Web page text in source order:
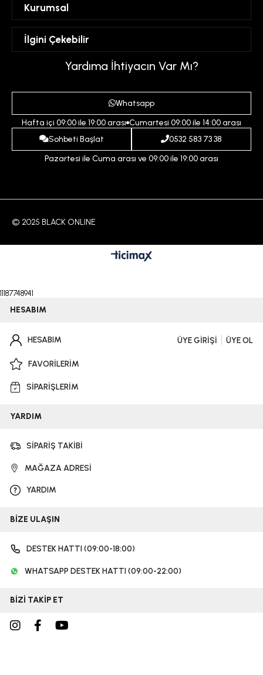
Hesabım
Favorilerim
Kurumsal
Mesafeli Satış Sözleşmesi
Üyelik Sözleşmesi
Gizlilik ve Güvenlik Politikası
Ödeme ve Teslimat Koşulları
İptal ve İade Koşulları
İlgini Çekebilir
İndirim
Yardıma İhtiyacın Var Mı?
Whatsapp
Hafta içi 09:00 ile 19:00 arası Cumartesi 09:00 ile 14:00 arası
Sohbeti Başlat
0532 583 73 38
Pazartesi ile Cuma arası ve 09:00 ile 19:00 arası
© 2025 BLACK ONLINE
11187748941
HESABIM
HESABIM ÜYE GİRİŞİ ÜYE OL
FAVORİLERİM
SİPARİŞLERİM
YARDIM
SİPARİŞ TAKİBİ
MAĞAZA ADRESİ
YARDIM
BİZE ULAŞIN
DESTEK HATTI (09:00-18:00)
WHATSAPP DESTEK HATTI (09:00-22:00)
BİZİ TAKİP ET